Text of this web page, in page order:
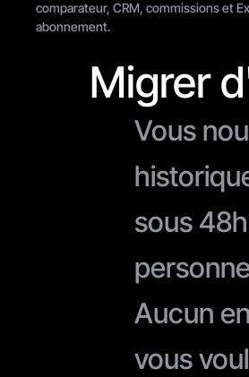
comparateur, CRM, commissions et
abonnement.
Migrer
Vous
sous
Aucun
vous